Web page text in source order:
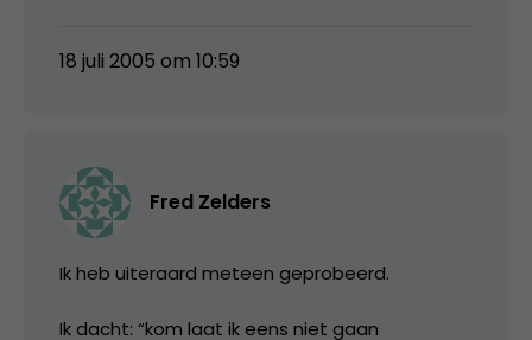
18 juli 2005 om 10:59
Fred Zelders
Ik heb uiteraard meteen geprobeerd.
Ik dacht: “kom laat ik eens niet gaan